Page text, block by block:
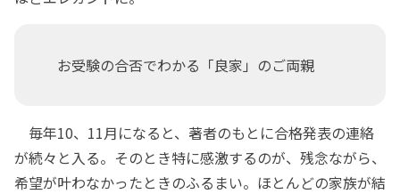
お受験の合否でわかる「良家」のご両親
毎年10、11月になると、著者のもとに合格発表の連絡
が続々と入る。そのとき特に感激するのが、残念ながら、
希望が叶わなかったときのふるまい。ほとんどの家族が結